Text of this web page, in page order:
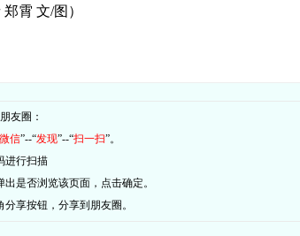
郑霄 文/图 ）
友圈：
微信”--“发现”--“扫一扫”。
进行扫描
是否浏览该页面，点击确定。
享按钮，分享到朋友圈。